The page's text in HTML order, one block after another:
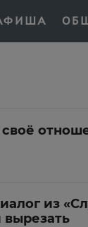
из
вырезать